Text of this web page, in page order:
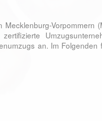
Vorpommern
an. Im Folgenden